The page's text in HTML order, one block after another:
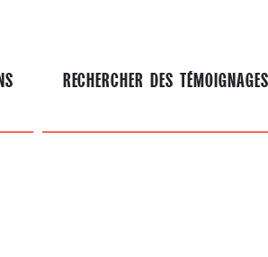
RECHERCHER DES TÉMOIGNAGES